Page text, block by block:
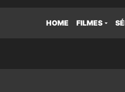
HOME FILMES